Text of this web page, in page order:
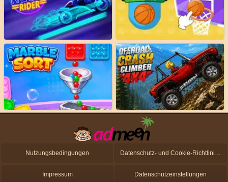
Nutzungsbedingungen Datenschutz- und Cookie-Richtlinien
Impressum Datenschutzeinstellungen